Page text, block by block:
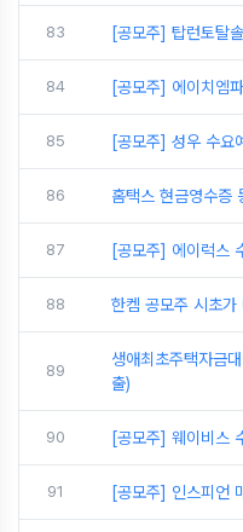
83 [공모주] 탑런토탈
84 [공모주] 에이치엠
85 [공모주] 성우 수요
86 홈택스 현금영수증
87 [공모주] 에이럭스
88 한켐 공모주 시초가
89
생애최초주택자금
출)
90 [공모주] 웨이비스
91 [공모주] 인스피언